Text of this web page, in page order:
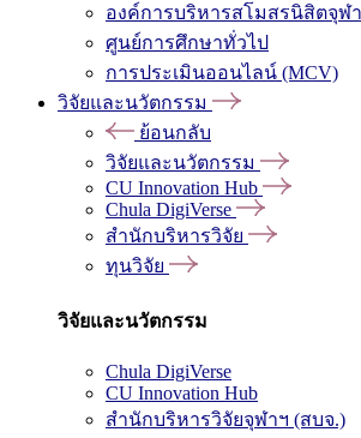
องค์การบริหารสโมสรนิสิตจุฬ
ศูนย์การศึกษาทั่วไป
การประเมินออนไลน์ (MCV)
วิจัยและนวัตกรรม
ย้อนกลับ
วิจัยและนวัตกรรม
CU Innovation Hub
Chula DigiVerse
สำนักบริหารวิจัย
ทุนวิจัย
วิจัยและนวัตกรรม
Chula DigiVerse
CU Innovation Hub
สำนักบริหารวิจัยจุฬาฯ (สบจ.)